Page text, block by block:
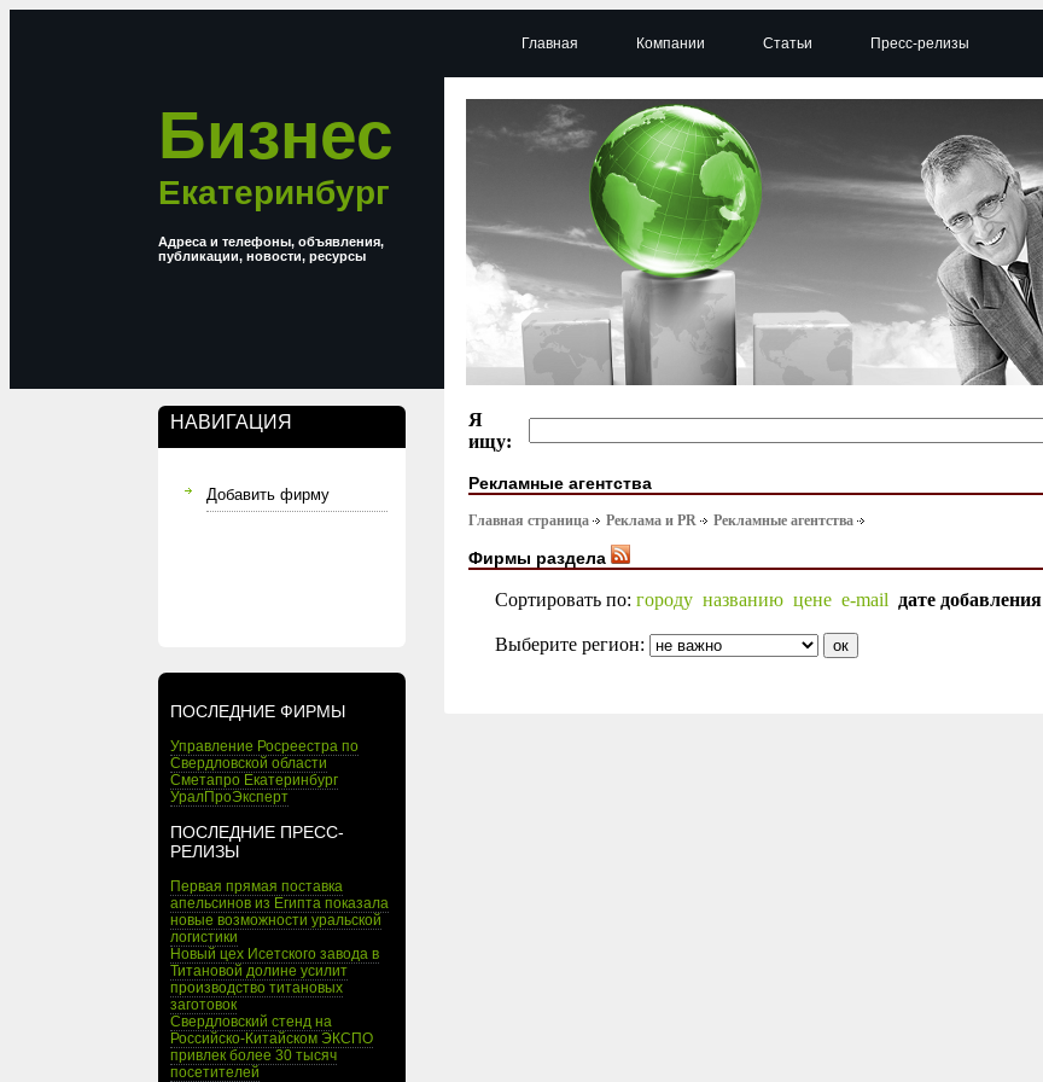
Бизнес
Екатеринбург
Адреса и телефоны, объявления,
публикации, новости, ресурсы
НАВИГАЦИЯ
Добавить фирму
ПОСЛЕДНИЕ ФИРМЫ
Управление Росреестра по
Свердловской области
Сметапро Екатеринбург
УралПроЭксперт
ПОСЛЕДНИЕ ПРЕСС-
РЕЛИЗЫ
Первая прямая поставка
апельсинов из Египта показала
новые возможности уральской
логистики
Новый цех Исетского завода в
Титановой долине усилит
производство титановых
заготовок
Свердловский стенд на
Российско-Китайском ЭКСПО
привлек более 30 тысяч
посетителей
Главная Компании Статьи Пресс-релизы
Я
ищу:
Рекламные агентства
Главная страница Реклама и PR Рекламные агентства
Фирмы раздела
Сортировать по: городу названию цене e-mail дате добавления
Выберите регион: